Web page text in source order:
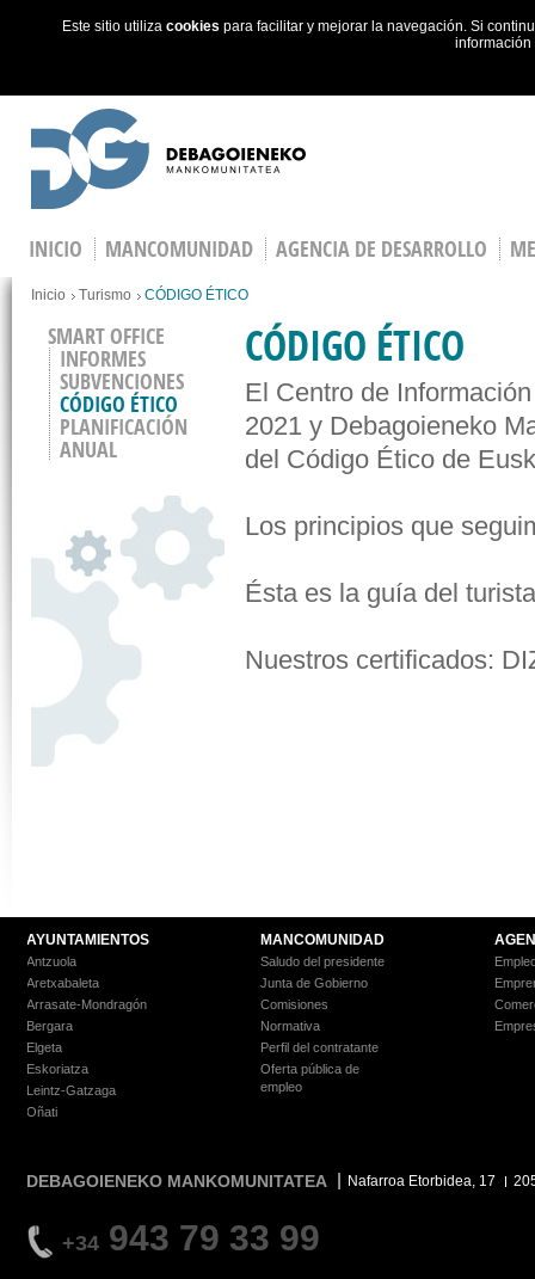
Este sitio utiliza cookies para facilitar y mejorar la navegación. Si
INICIO MANCOMUNIDAD AGENCIA DE DESARROLLO
You are here
Inicio Turismo CÓDIGO ÉTICO
CÓDIGO ÉTICO
El Centro de
2021 y Debagoieneko
del Código Ético de
Los principios que
Ésta es la guía del
Nuestros certificados:
SMART OFFICE
INFORMES
SUBVENCIONES
CÓDIGO ÉTICO
PLANIFICACIÓN
ANUAL
AYUNTAMIENTOS
Antzuola
Aretxabaleta
Arrasate-Mondragón
Bergara
Elgeta
Eskoriatza
Leintz-Gatzaga
Oñati
MANCOMUNIDAD
Saludo del presidente
Junta de Gobierno
Comisiones
Normativa
Perfil del contratante
Oferta pública de
empleo
DEBAGOIENEKO MANKOMUNITATEA Nafarroa Etorbidea, 17
+34 943 79 33 99